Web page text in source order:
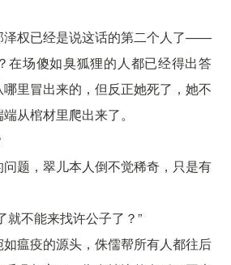
泽权已经是说这话的第二个人了——
在场傻如臭狐狸的人都已经得出答
里冒出来的，但反正她死了，她不
从棺材里爬出来了。
题，翠儿本人倒不觉稀奇，只是有
就不能来找许公子了？”
瘟疫的源头，侏儒帮所有人都往后